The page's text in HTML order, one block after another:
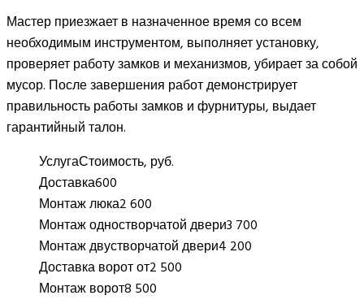
Мастер приезжает в назначенное время со всем
необходимым инструментом, выполняет установку,
проверяет работу замков и механизмов, убирает за собой
мусор. После завершения работ демонстрирует
правильность работы замков и фурнитуры, выдает
гарантийный талон.
УслугаСтоимость, руб.
Доставка600
Монтаж люка2 600
Монтаж одностворчатой двери3 700
Монтаж двустворчатой двери4 200
Доставка ворот от2 500
Монтаж ворот8 500